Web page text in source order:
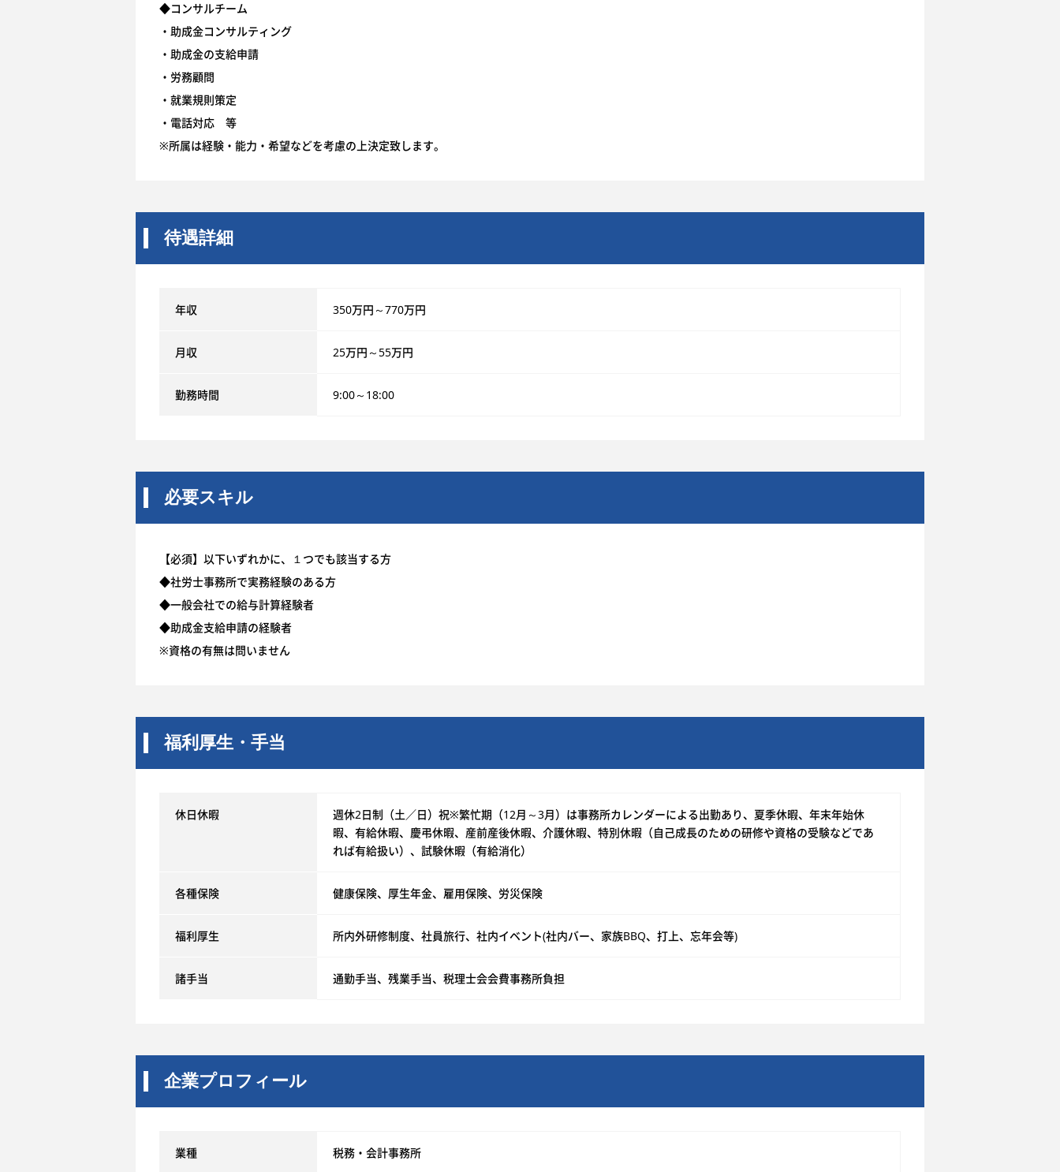
◆コンサルチーム
・助成金コンサルティング
・助成金の支給申請
・労務顧問
・就業規則策定
・電話対応 等
※所属は経験・能力・希望などを考慮の上決定致します。
待遇詳細
年収 350万円～770万円
月収 25万円～55万円
勤務時間 9:00～18:00
必要スキル
【必須】以下いずれかに、１つでも該当する方
◆社労士事務所で実務経験のある方
◆一般会社での給与計算経験者
◆助成金支給申請の経験者
※資格の有無は問いません
福利厚生・手当
休日休暇
週休2日制（土／日）祝※繁忙期（12月～3月）は事務所カレンダーによる出勤あり、夏季休暇、年末年始休
暇、有給休暇、慶弔休暇、産前産後休暇、介護休暇、特別休暇（自己成長のための研修や資格の受験などであ
れば有給扱い）、試験休暇（有給消化）
各種保険 健康保険、厚生年金、雇用保険、労災保険
福利厚生 所内外研修制度、社員旅行、社内イベント(社内バー、家族BBQ、打上、忘年会等)
諸手当 通勤手当、残業手当、税理士会会費事務所負担
企業プロフィール
業種 税務・会計事務所